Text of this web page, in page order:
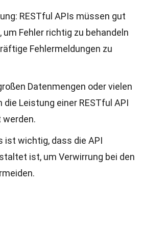
RESTful APIs müssen gut
Fehler richtig zu behandeln
Fehlermeldungen zu
Datenmengen oder vielen
die Leistung einer RESTful API
ist wichtig, dass die API
ist, um Verwirrung bei den